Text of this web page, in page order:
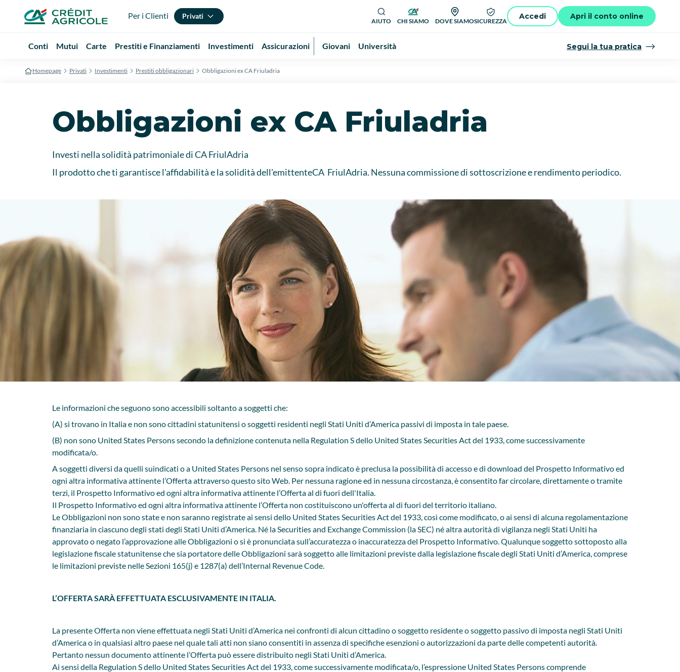
Per i Clienti Privati
AIUTO CHI SIAMO DOVE SIAMOSICUREZZA
Accedi Apri il conto online
Conti Mutui Carte Prestiti e Finanziamenti Investimenti Assicurazioni Giovani Università Segui la tua pratica
Homepage Privati Investimenti Prestiti obbligazionari Obbligazioni ex CA Friuladria
Obbligazioni ex CA Friuladria
Investi nella solidità patrimoniale di CA FriulAdria
Il prodotto che ti garantisce l'affidabilità e la solidità dell'emittenteCA FriulAdria. Nessuna commissione di sottoscrizione e rendimento periodico.
Le informazioni che seguono sono accessibili soltanto a soggetti che:
(A) si trovano in Italia e non sono cittadini statunitensi o soggetti residenti negli Stati Uniti d’America passivi di imposta in tale paese.
(B) non sono United States Persons secondo la definizione contenuta nella Regulation S dello United States Securities Act del 1933, come successivamente
modificata/o.
A soggetti diversi da quelli suindicati o a United States Persons nel senso sopra indicato è preclusa la possibilità di accesso e di download del Prospetto Informativo ed
ogni altra informativa attinente l’Offerta attraverso questo sito Web. Per nessuna ragione ed in nessuna circostanza, è consentito far circolare, direttamente o tramite
terzi, il Prospetto Informativo ed ogni altra informativa attinente l’Offerta al di fuori dell'Italia.
Il Prospetto Informativo ed ogni altra informativa attinente l’Offerta non costituiscono un'offerta al di fuori del territorio italiano.
Le Obbligazioni non sono state e non saranno registrate ai sensi dello United States Securities Act del 1933, così come modificato, o ai sensi di alcuna regolamentazione
finanziaria in ciascuno degli stati degli Stati Uniti d’America. Né la Securities and Exchange Commission (la SEC) né altra autorità di vigilanza negli Stati Uniti ha
approvato o negato l’approvazione alle Obbligazioni o si è pronunciata sull’accuratezza o inaccuratezza del Prospetto Informativo. Qualunque soggetto sottoposto alla
legislazione fiscale statunitense che sia portatore delle Obbligazioni sarà soggetto alle limitazioni previste dalla legislazione fiscale degli Stati Uniti d’America, comprese
le limitazioni previste nelle Sezioni 165(j) e 1287(a) dell’Internal Revenue Code.
L’OFFERTA SARÀ EFFETTUATA ESCLUSIVAMENTE IN ITALIA.
La presente Offerta non viene effettuata negli Stati Uniti d’America nei confronti di alcun cittadino o soggetto residente o soggetto passivo di imposta negli Stati Uniti
d’America o in qualsiasi altro paese nel quale tali atti non siano consentiti in assenza di specifiche esenzioni o autorizzazioni da parte delle competenti autorità.
Pertanto nessun documento attinente l’Offerta può essere distribuito negli Stati Uniti d’America.
Ai sensi della Regulation S dello United States Securities Act del 1933, come successivamente modificata/o, l’espressione United States Persons comprende